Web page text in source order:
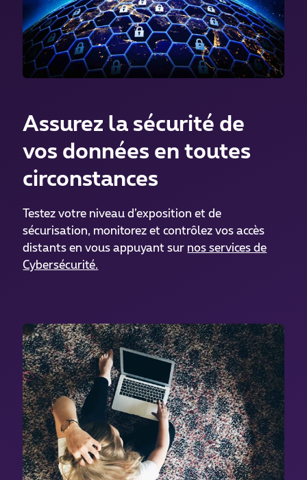
Assurez la sécurité de
vos données en toutes
circonstances
Testez votre niveau d’exposition et de
sécurisation, monitorez et contrôlez vos accès
distants en vous appuyant sur nos services de
Cybersécurité.